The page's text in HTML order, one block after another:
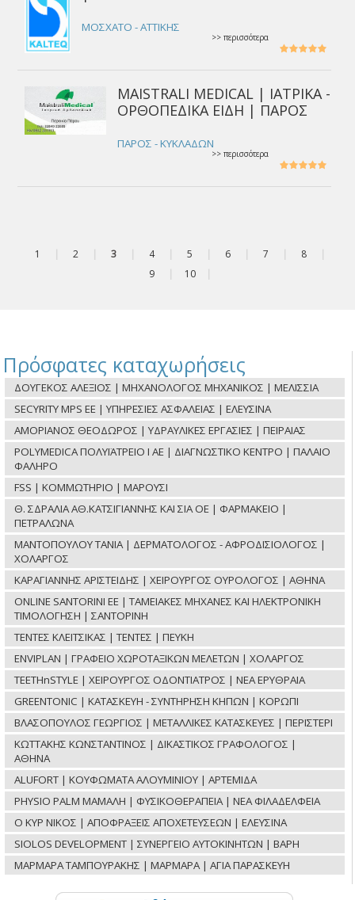
ΜΟΣΧΑΤΟ - ΑΤΤΙΚΗΣ
>> περισσότερα
MAISTRALI MEDICAL | ΙΑΤΡΙΚΑ -
ΟΡΘΟΠΕΔΙΚΑ ΕΙΔΗ | ΠΑΡΟΣ
ΠΑΡΟΣ - ΚΥΚΛΑΔΩΝ
>> περισσότερα
1 2 3 4 5 6 7 8
9
10
Πρόσφατες καταχωρήσεις
ΔΟΥΓΕΚΟΣ ΑΛΕΞΙΟΣ | ΜΗΧΑΝΟΛΟΓΟΣ ΜΗΧΑΝΙΚΟΣ | ΜΕΛΙΣΣΙΑ
SECYRITY MPS ΕΕ | ΥΠΗΡΕΣΙΕΣ ΑΣΦΑΛΕΙΑΣ | ΕΛΕΥΣΙΝΑ
ΑΜΟΡΙΑΝΟΣ ΘΕΟΔΩΡΟΣ | ΥΔΡΑΥΛΙΚΕΣ ΕΡΓΑΣΙΕΣ | ΠΕΙΡΑΙΑΣ
POLYMEDICA ΠΟΛΥΪΑΤΡΕΙΟ Ι ΑΕ | ΔΙΑΓΝΩΣΤΙΚΟ ΚΕΝΤΡΟ | ΠΑΛΑΙΟ
ΦΑΛΗΡΟ
FSS | ΚΟΜΜΩΤΗΡΙΟ | ΜΑΡΟΥΣΙ
Θ. ΣΔΡΑΛΙΑ ΑΘ.ΚΑΤΣΙΓΙΑΝΝΗΣ ΚΑΙ ΣΙΑ ΟΕ | ΦΑΡΜΑΚΕΙΟ |
ΠΕΤΡΑΛΩΝΑ
ΜΑΝΤΟΠΟΥΛΟΥ ΤΑΝΙΑ | ΔΕΡΜΑΤΟΛΟΓΟΣ - ΑΦΡΟΔΙΣΙΟΛΟΓΟΣ |
ΧΟΛΑΡΓΟΣ
ΚΑΡΑΓΙΑΝΝΗΣ ΑΡΙΣΤΕΙΔΗΣ | ΧΕΙΡΟΥΡΓΟΣ ΟΥΡΟΛΟΓΟΣ | ΑΘΗΝΑ
ONLINE SANTORINI ΕΕ | ΤΑΜΕΙΑΚΕΣ ΜΗΧΑΝΕΣ ΚΑΙ ΗΛΕΚΤΡΟΝΙΚΗ
ΤΙΜΟΛΟΓΗΣΗ | ΣΑΝΤΟΡΙΝΗ
ΤΕΝΤΕΣ ΚΛΕΙΤΣΙΚΑΣ | ΤΕΝΤΕΣ | ΠΕΥΚΗ
ENVIPLAN | ΓΡΑΦΕΙΟ ΧΩΡΟΤΑΞΙΚΩΝ ΜΕΛΕΤΩΝ | ΧΟΛΑΡΓΟΣ
TEETHnSTYLE | ΧΕΙΡΟΥΡΓΟΣ ΟΔΟΝΤΙΑΤΡΟΣ | ΝΕΑ ΕΡΥΘΡΑΙΑ
GREENTONIC | ΚΑΤΑΣΚΕΥΗ - ΣΥΝΤΗΡΗΣΗ ΚΗΠΩΝ | ΚΟΡΩΠΙ
ΒΛΑΣΟΠΟΥΛΟΣ ΓΕΩΡΓΙΟΣ | ΜΕΤΑΛΛΙΚΕΣ ΚΑΤΑΣΚΕΥΕΣ | ΠΕΡΙΣΤΕΡΙ
ΚΩΤΤΑΚΗΣ ΚΩΝΣΤΑΝΤΙΝΟΣ | ΔΙΚΑΣΤΙΚΟΣ ΓΡΑΦΟΛΟΓΟΣ |
ΑΘΗΝΑ
ALUFORT | ΚΟΥΦΩΜΑΤΑ ΑΛΟΥΜΙΝΙΟΥ | ΑΡΤΕΜΙΔΑ
PHYSIO PALM ΜΑΜΑΛΗ | ΦΥΣΙΚΟΘΕΡΑΠΕΙΑ | ΝΕΑ ΦΙΛΑΔΕΛΦΕΙΑ
Ο ΚΥΡ ΝΙΚΟΣ | ΑΠΟΦΡΑΞΕΙΣ ΑΠΟΧΕΤΕΥΣΕΩΝ | ΕΛΕΥΣΙΝΑ
SIOLOS DEVELOPMENT | ΣΥΝΕΡΓΕΙΟ ΑΥΤΟΚΙΝΗΤΩΝ | ΒΑΡΗ
ΜΑΡΜΑΡΑ ΤΑΜΠΟΥΡΑΚΗΣ | ΜΑΡΜΑΡΑ | ΑΓΙΑ ΠΑΡΑΣΚΕΥΗ